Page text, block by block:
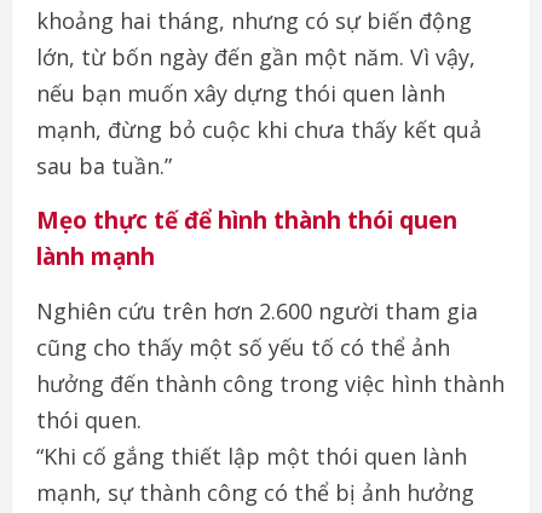
khoảng hai tháng, nhưng có sự biến động
lớn, từ bốn ngày đến gần một năm. Vì vậy,
nếu bạn muốn xây dựng thói quen lành
mạnh, đừng bỏ cuộc khi chưa thấy kết quả
sau ba tuần.”
Mẹo thực tế để hình thành thói quen
lành mạnh
Nghiên cứu trên hơn 2.600 người tham gia
cũng cho thấy một số yếu tố có thể ảnh
hưởng đến thành công trong việc hình thành
thói quen.
“Khi cố gắng thiết lập một thói quen lành
mạnh, sự thành công có thể bị ảnh hưởng